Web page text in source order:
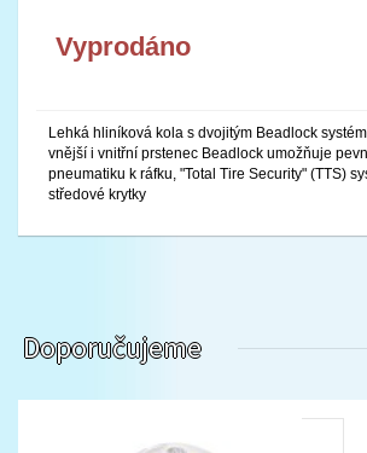
Vyprodáno
Lehká hliníková kola s dvojitým Beadlock
vnější i vnitřní prstenec Beadlock umožňuje
pneumatiku k ráfku, "Total Tire Security" (TTS)
středové krytky
Doporučujeme